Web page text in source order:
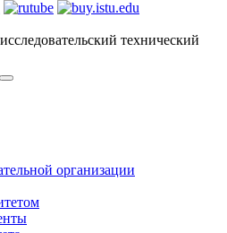
технический
организации